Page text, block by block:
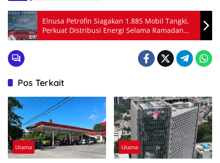
Elnusa Petrofin Siagakan 1.885 Mobil Tangki,
Perkuat Distribusi Energi Selama Ramadan
dan Idulfitri 2026
Pos Terkait
Utama Utama